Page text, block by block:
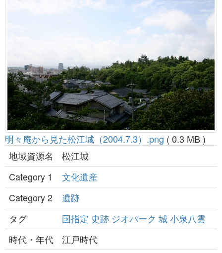
明々庵から見た松江城（2004.7.3）.png ( 0.3 MB )
地域資源名
松江城
Category 1
文化遺産
Category 2
遺跡
タグ
国指定 史跡 ジオパーク 城小泉八雲
時代・年代
江戸時代